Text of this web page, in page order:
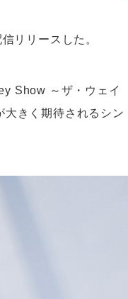
リリースした。
Show ～ザ・ウェイ
大きく期待されるシン